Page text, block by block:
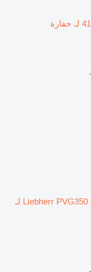
مضخة هيدروليكية Liebherr PVG350 B 376 9269403-002 لـ